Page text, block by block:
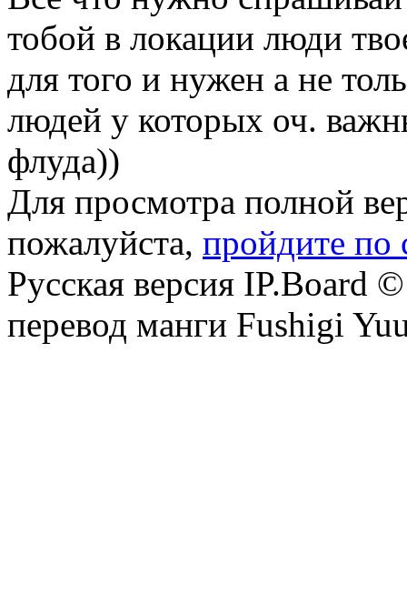
тобой в локации люди
для того и нужен а не
людей у которых оч.
флуда))
Для просмотра полной
пожалуйста, пройдите по
Русская версия IP.Board
перевод манги Fushigi